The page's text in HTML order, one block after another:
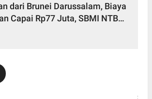
dari Brunei Darussalam, Biaya
Capai Rp77 Juta, SBMI NTB
Ringankan Beban Keluarga